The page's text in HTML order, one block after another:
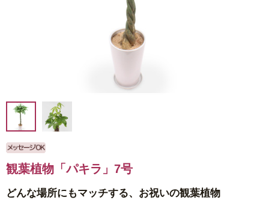
観葉植物「パキラ」7号
どんな場所にもマッチする、お祝いの観葉植物